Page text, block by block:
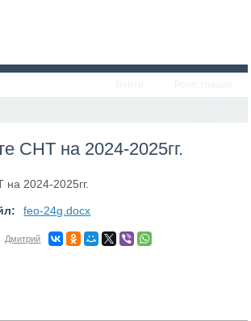
СНТ на 2024-2025гг.
2024-2025гг.
feo-24g.docx
Дмитрий